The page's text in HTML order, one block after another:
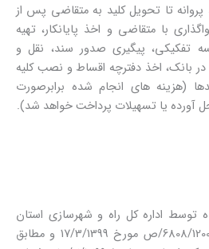
پروانه تا تحویل کلید به متقاضی پس از
با متقاضی و اخذ پایانکار، تهیه
تفکیکی، پیگیری صدور سند، نقل و
در بانک، اخذ دفترچه اقساط و نصب کلیه
(هزینه های انجام شده برابرصورت
آورده یا تسهیلات پرداخت خواهد شد).
توسط اداره کل راه و شهرسازی استان
تهران طی نامه شماره 6808/1200/99/ص مورخ 17/3/1399 و مطابق